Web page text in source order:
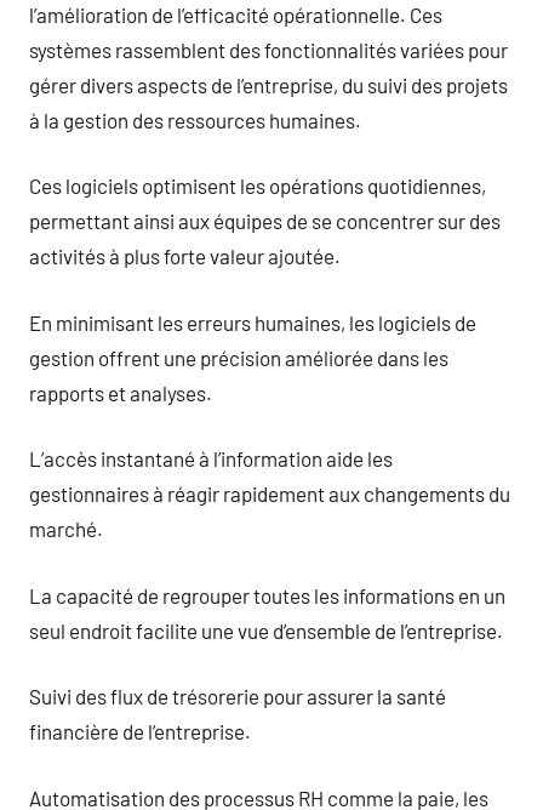
l’amélioration de l’efficacité opérationnelle. Ces
systèmes rassemblent des fonctionnalités variées pour
gérer divers aspects de l’entreprise, du suivi des projets
à la gestion des ressources humaines.
Ces logiciels optimisent les opérations quotidiennes,
permettant ainsi aux équipes de se concentrer sur des
activités à plus forte valeur ajoutée.
En minimisant les erreurs humaines, les logiciels de
gestion offrent une précision améliorée dans les
rapports et analyses.
L’accès instantané à l’information aide les
gestionnaires à réagir rapidement aux changements du
marché.
La capacité de regrouper toutes les informations en un
seul endroit facilite une vue d’ensemble de l’entreprise.
Suivi des flux de trésorerie pour assurer la santé
financière de l’entreprise.
Automatisation des processus RH comme la paie, les